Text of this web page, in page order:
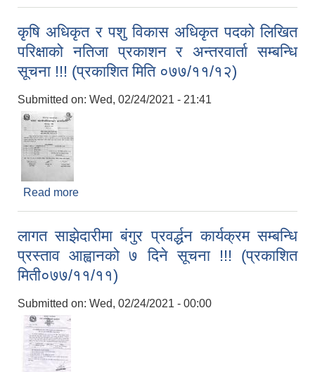
कृषि अधिकृत र पशु विकास अधिकृत पदको लिखित
परिक्षाको नतिजा प्रकाशन र अन्तरवार्ता सम्बन्धि
सूचना !!! (प्रकाशित मिति ०७७/११/१२)
Submitted on: Wed, 02/24/2021 - 21:41
Read more
लागत साझेदारीमा बंगुर प्रवर्द्धन कार्यक्रम सम्बन्धि
प्रस्ताव आह्वानको ७ दिने सूचना !!! (प्रकाशित
मिती०७७/११/११)
Submitted on: Wed, 02/24/2021 - 00:00